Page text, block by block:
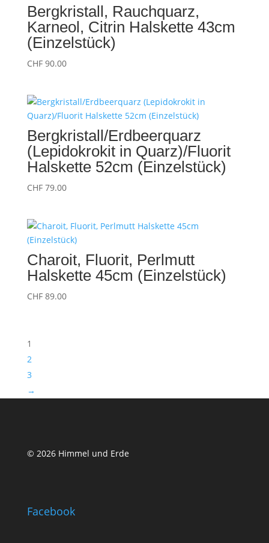
Bergkristall, Rauchquarz,
Karneol, Citrin Halskette 43cm
(Einzelstück)
CHF90.00
Bergkristall/Erdbeerquarz
(Lepidokrokit in Quarz)/Fluorit
Halskette 52cm (Einzelstück)
CHF79.00
Charoit, Fluorit, Perlmutt
Halskette 45cm (Einzelstück)
CHF89.00
1
2
3
→
© 2026 Himmel und Erde
Facebook